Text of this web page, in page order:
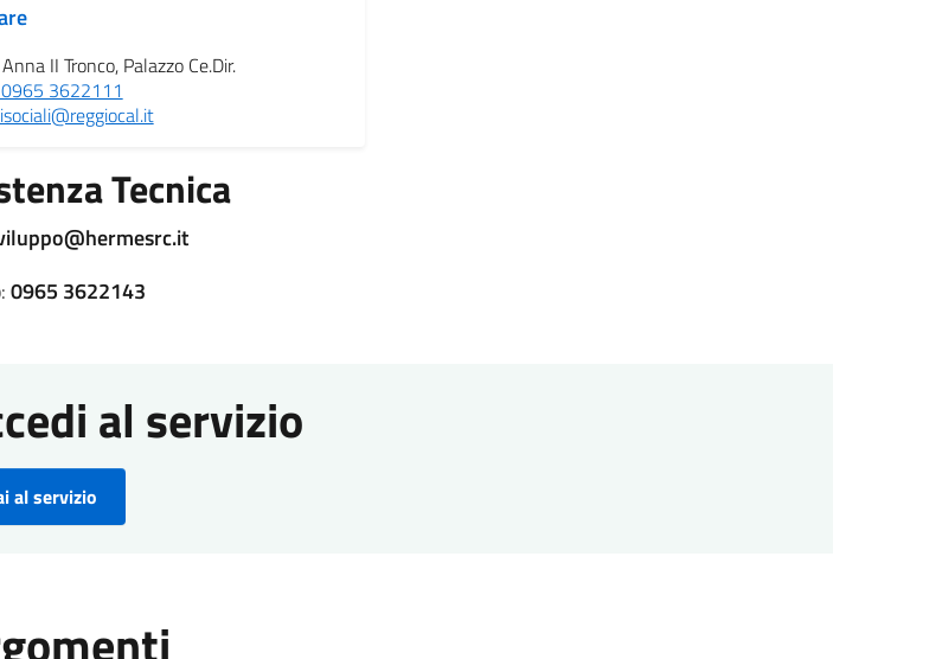
II Tronco, Palazzo Ce.Dir.
3622111
Tecnica
0965 3622143
al servizio
al servizio